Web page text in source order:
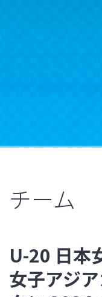
チーム
U-20 日本
女子アジ